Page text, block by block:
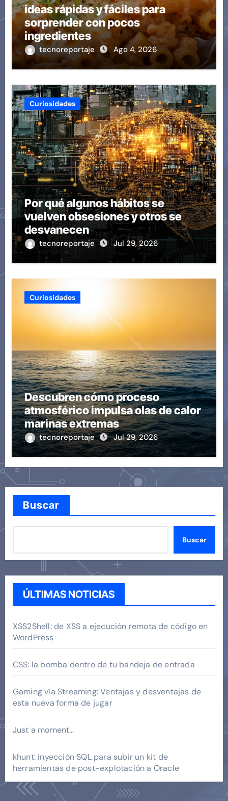
ideas rápidas y fáciles para
sorprender con pocos
ingredientes
tecnoreportaje Ago 4, 2026
Curiosidades
Por qué algunos hábitos se
vuelven obsesiones y otros se
desvanecen
tecnoreportaje Jul 29, 2026
Curiosidades
Descubren cómo proceso
atmosférico impulsa olas de calor
marinas extremas
tecnoreportaje Jul 29, 2026
Buscar
Buscar
ÚLTIMAS NOTICIAS
XSS2Shell: de XSS a ejecución remota de código en
WordPress
CSS: la bomba dentro de tu bandeja de entrada
Gaming vía Streaming: Ventajas y desventajas de
esta nueva forma de jugar
Just a moment…
khunt: inyección SQL para subir un kit de
herramientas de post-explotación a Oracle